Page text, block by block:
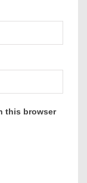
this browser